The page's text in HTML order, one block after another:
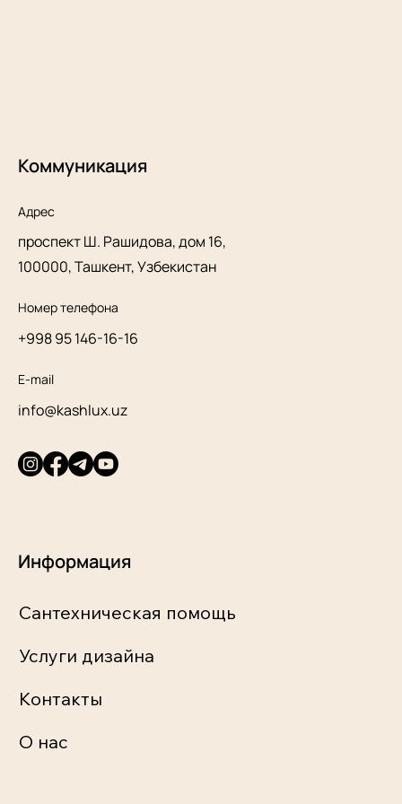
Коммуникация
Адрес
проспект Ш. Рашидова, дом 16,
100000, Ташкент, Узбекистан
Номер телефона
+998 95 146-16-16
E-mail
info@kashlux.uz
Информация
Сантехническая помощь
Услуги дизайна
Контакты
О нас